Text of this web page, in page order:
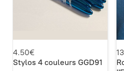
4.50€
Stylos 4 couleurs GGD91